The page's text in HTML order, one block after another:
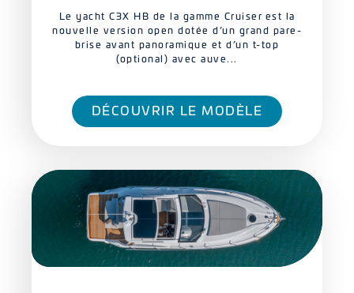
Le yacht C3X HB de la gamme Cruiser est la
nouvelle version open dotée d’un grand pare-
brise avant panoramique et d’un t-top
(optional) avec auve...
DÉCOUVRIR LE MODÈLE